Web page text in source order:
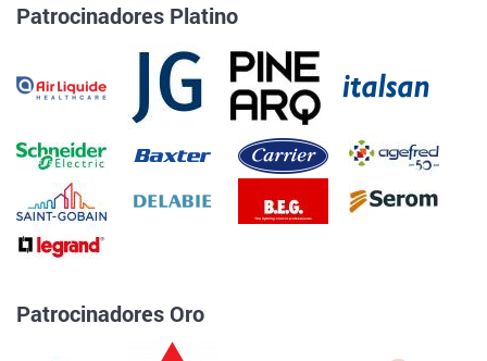
Patrocinadores Platino
Patrocinadores Oro